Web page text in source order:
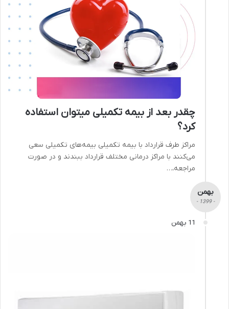
چقدر بعد از بیمه تکمیلی میتوان استفاده
کرد؟
مراکز طرف قرارداد با بیمه تکمیلی بیمه‌های تکمیلی سعی
می‌کنند با مراکز درمانی مختلف قرارداد ببندند و در صورت
مراجعه‌،…
بهمن
- 1399 -
11 بهمن